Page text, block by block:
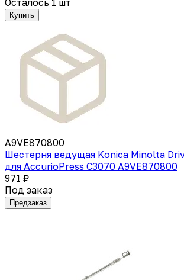
Купить
A9VE870800
Шестерня ведущая Konica Minolta
для AccurioPress C3070 A9VE870800
971 ₽
Под заказ
Предзаказ